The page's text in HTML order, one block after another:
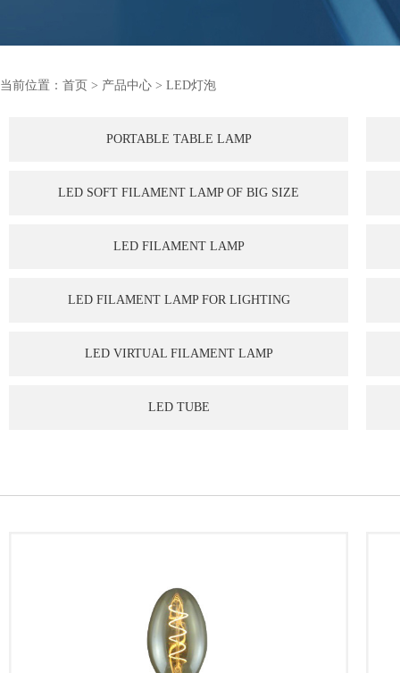
当前位置： 首页 > 产品中心 > LED灯泡
PORTABLE TABLE LAMP
LED SOFT FILAMENT LAMP OF BIG SIZE
LED FILAMENT LAMP
LED FILAMENT LAMP FOR LIGHTING
LED VIRTUAL FILAMENT LAMP
LED TUBE